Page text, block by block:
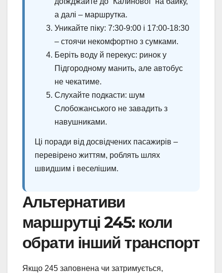
а далі – маршрутка.
Уникайте піку: 7:30-9:00 і 17:00-18:30
– стоячи некомфортно з сумками.
Беріть воду й перекус: ринок у
Підгородному манить, але автобус
не чекатиме.
Слухайте подкасти: шум
Слобожанського не завадить з
навушниками.
Ці поради від досвідчених пасажирів –
перевірено життям, роблять шлях
швидшим і веселішим.
Альтернативи
маршрутці 245: коли
обрати інший транспорт
Якщо 245 заповнена чи затримується,